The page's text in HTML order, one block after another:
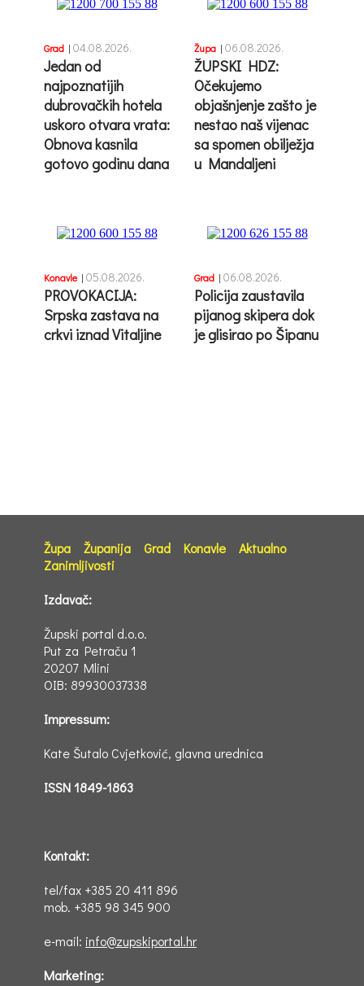
Grad | 04.08.2026.
Jedan od
najpoznatijih
dubrovačkih hotela
uskoro otvara vrata:
Obnova kasnila
gotovo godinu dana
Župa | 06.08.2026.
ŽUPSKI HDZ:
Očekujemo
objašnjenje zašto je
nestao naš vijenac
sa spomen obilježja
u Mandaljeni
Konavle | 05.08.2026.
PROVOKACIJA:
Srpska zastava na
crkvi iznad Vitaljine
Grad | 06.08.2026.
Policija zaustavila
pijanog skipera dok
je glisirao po Šipanu
Župa Županija Grad Konavle
Aktualno
Zanimljivosti
Izdavač:
Župski portal d.o.o.
Put za Petraču 1
20207 Mlini
OIB: 89930037338
Impressum:
Kate Šutalo Cvjetković, glavna urednica
ISSN 1849-1863
Kontakt:
tel/fax +385 20 411 896
mob. +385 98 345 900
e-mail: info@zupskiportal.hr
Marketing: